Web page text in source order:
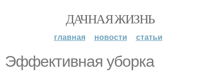
ДАЧНАЯ ЖИЗНЬ
главная новости статьи
Эффективная уборка